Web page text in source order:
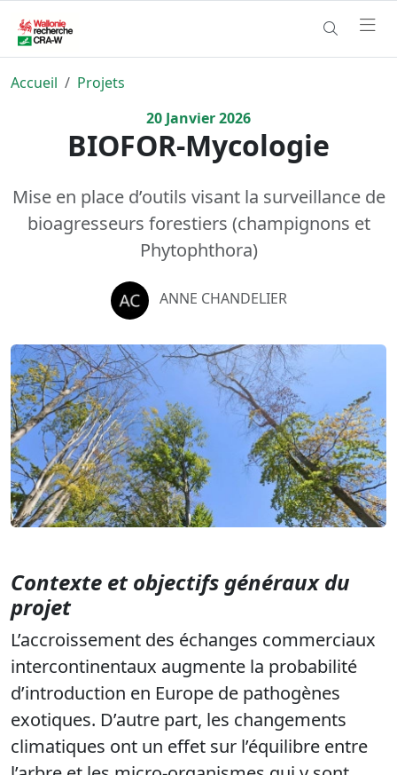
Accueil
Projets
20 Janvier2026
BIOFOR-Mycologie
Mise en place d’outils visant la surveillance de
bioagresseurs forestiers (champignons et
Phytophthora)
ANNE CHANDELIER
Contexte et objectifs généraux du
projet
L’accroissement des échanges commerciaux
intercontinentaux augmente la probabilité
d’introduction en Europe de pathogènes
exotiques. D’autre part, les changements
climatiques ont un effet sur l’équilibre entre